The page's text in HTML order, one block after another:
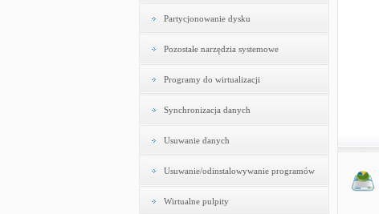
Partycjonowanie dysku
Pozostałe narzędzia systemowe
Programy do wirtualizacji
Synchronizacja danych
Usuwanie danych
Usuwanie/odinstalowywanie programów
Wirtualne pulpity